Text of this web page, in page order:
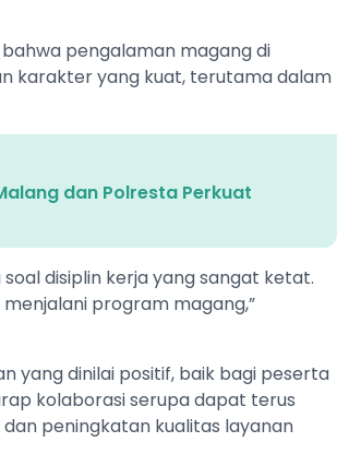
pengalaman magang di
karakter yang kuat, terutama dalam
dan Polresta Perkuat
disiplin kerja yang sangat ketat.
program magang,”
yang dinilai positif, baik bagi peserta
kolaborasi serupa dapat terus
peningkatan kualitas layanan